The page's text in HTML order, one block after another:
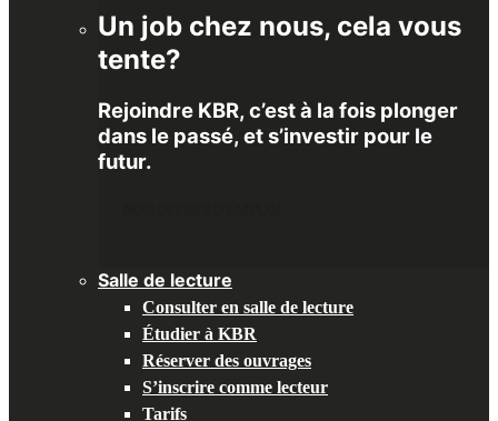
Un job chez nous, cela vous
tente?
Rejoindre KBR, c’est à la fois plonger
dans le passé, et s’investir pour le
futur.
Salle de lecture
Consulter en salle de lecture
Étudier à KBR
Réserver des ouvrages
S’inscrire comme lecteur
Tarifs